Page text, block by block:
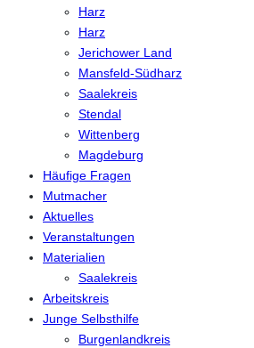
Harz
Harz
Jerichower Land
Mansfeld-Südharz
Saalekreis
Stendal
Wittenberg
Magdeburg
Häufige Fragen
Mutmacher
Aktuelles
Veranstaltungen
Materialien
Saalekreis
Arbeitskreis
Junge Selbsthilfe
Burgenlandkreis